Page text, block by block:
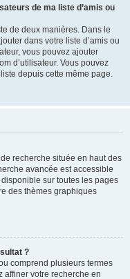
de ma liste d’amis ou
de deux manières. Dans le
dans votre liste d’amis ou
vous pouvez ajouter
d’utilisateur. Vous pouvez
depuis cette même page.
recherche située en haut des
avancée est accessible
sur toutes les pages
des thèmes graphiques
?
comprend plusieurs termes
affiner votre recherche en